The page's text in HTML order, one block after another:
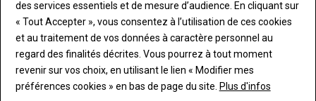
nouveau
Lien
"Je
me
connecte"
Je me connecte
des services essentiels et de mesure d’audience. En cliquant sur
« Tout Accepter », vous consentez à l’utilisation de ces cookies
et au traitement de vos données à caractère personnel au
regard des finalités décrites. Vous pourrez à tout moment
revenir sur vos choix, en utilisant le lien « Modifier mes
préférences cookies » en bas de page du site. Plus d'infos